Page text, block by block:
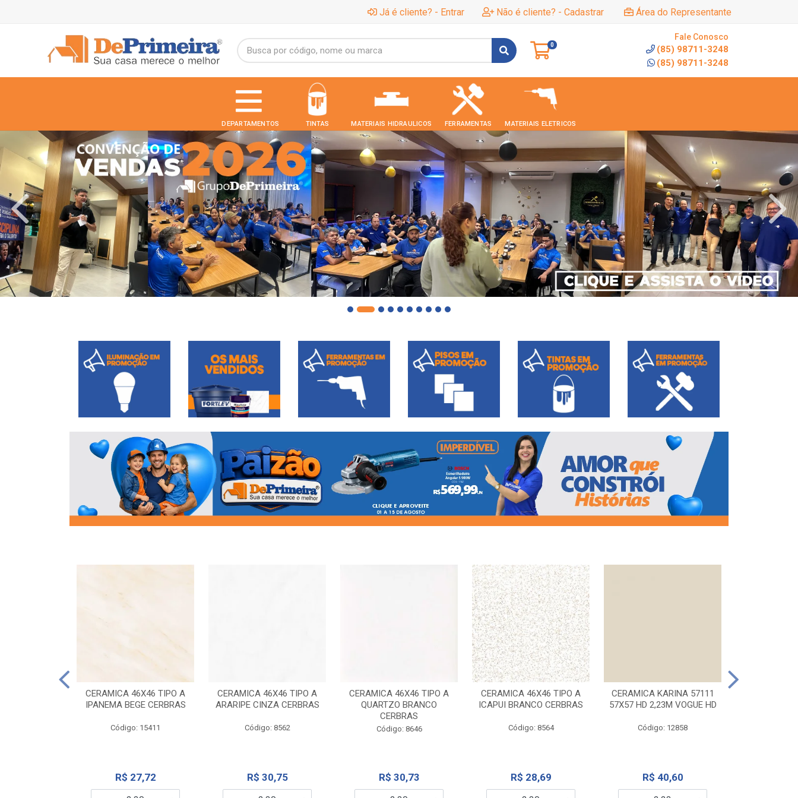
Já é cliente? - Entrar Não é cliente? - Cadastrar Área do Representante
0
Fale Conosco
(85) 98711-3248
(85) 98711-3248
DEPARTAMENTOS TINTAS MATERIAIS HIDRAULICOS FERRAMENTAS MATERIAIS ELETRICOS
CERAMICA 46X46 TIPO A
IPANEMA BEGE CERBRAS
Código: 15411
R$ 27,72
CERAMICA 46X46 TIPO A
ARARIPE CINZA CERBRAS
Código: 8562
R$ 30,75
CERAMICA 46X46 TIPO A
QUARTZO BRANCO
CERBRAS
Código: 8646
R$ 30,73
CERAMICA 46X46 TIPO A
ICAPUI BRANCO CERBRAS
Código: 8564
R$ 28,69
CERAMICA KARINA 57111
57X57 HD 2,23M VOGUE HD
Código: 12858
R$ 40,60